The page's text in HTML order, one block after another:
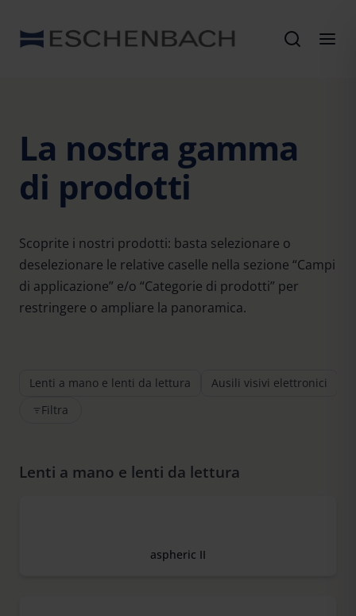
La nostra gamma
di prodotti
Scoprite i nostri prodotti: basta selezionare o
deselezionare le relative caselle nella sezione “Campi
di applicazione” e/o “Categorie di prodotti” per
restringere o ampliare la panoramica.
Lenti a mano e lenti da lettura Ausili visivi elettronici
Filtra
Lenti a mano e lenti da lettura
aspheric II